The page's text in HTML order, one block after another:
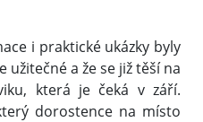
i praktické ukázky byly
a že se již těší na
která je čeká v září.
dorostence na místo